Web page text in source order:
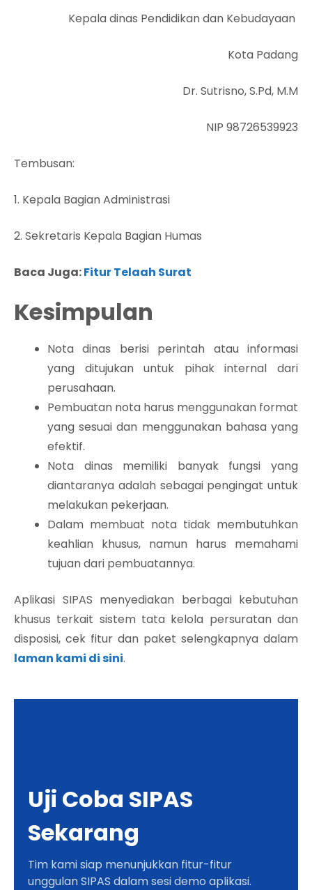
Kepala dinas Pendidikan dan Kebudayaan
Kota Padang
Dr. Sutrisno, S.Pd, M.M
NIP 98726539923
Tembusan:
1. Kepala Bagian Administrasi
2. Sekretaris Kepala Bagian Humas
Baca Juga:Fitur Telaah Surat
Kesimpulan
Nota dinas berisi perintah atau informasi
yang ditujukan untuk pihak internal dari
perusahaan.
Pembuatan nota harus menggunakan format
yang sesuai dan menggunakan bahasa yang
efektif.
Nota dinas memiliki banyak fungsi yang
diantaranya adalah sebagai pengingat untuk
melakukan pekerjaan.
Dalam membuat nota tidak membutuhkan
keahlian khusus, namun harus memahami
tujuan dari pembuatannya.
Aplikasi SIPAS menyediakan berbagai kebutuhan
khusus terkait sistem tata kelola persuratan dan
disposisi, cek fitur dan paket selengkapnya dalam
laman kami di sini.
Uji Coba SIPAS
Sekarang
Tim kami siap menunjukkan fitur-fitur
unggulan SIPAS dalam sesi demo aplikasi.